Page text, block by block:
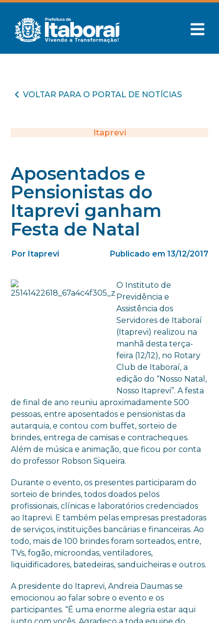
VOLTAR PARA O PORTAL DE NOTÍCIAS
Itaprevi
Aposentados e
Pensionistas do
Itaprevi ganham
Festa de Natal
Por Itaprevi Publicado em 13/12/2017
O Instituto de
Previdência e
Assistência dos
Servidores de Itaboraí
(Itaprevi) realizou na
manhã desta terça-
feira (12/12), no Rotary
Club de Itaboraí, a
edição do “Nosso Natal,
Nosso Itaprevi”. A festa
de final de ano reuniu aproximadamente 500
pessoas, entre aposentados e pensionistas da
autarquia, e contou com buffet, sorteio de
brindes, entrega de camisas e contracheques.
Além de música e animação, que ficou por conta
do professor Robson Siqueira.
Durante o evento, os presentes participaram do
sorteio de brindes, todos doados pelos
profissionais, clínicas e laboratórios credenciados
ao Itaprevi. E também pelas empresas prestadoras
de serviços, instituições bancárias e financeiras. Ao
todo, mais de 100 brindes foram sorteados, entre,
TVs, fogão, microondas, ventiladores,
liquidificadores, batedeiras, sanduicheiras e outros.
A presidente do Itaprevi, Andreia Daumas se
emocionou ao falar sobre o evento e os
participantes. “É uma enorme alegria estar aqui